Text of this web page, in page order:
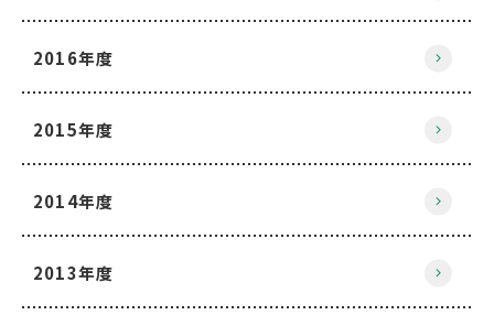
2016年度
2015年度
2014年度
2013年度